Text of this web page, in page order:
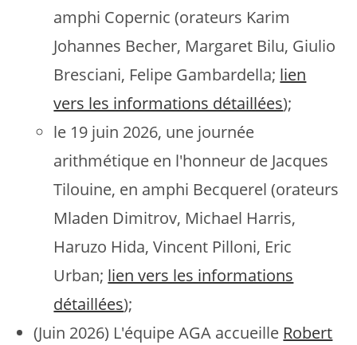
amphi Copernic (orateurs Karim
Johannes Becher, Margaret Bilu, Giulio
Bresciani, Felipe Gambardella; lien
vers les informations détaillées);
le 19 juin 2026, une journée
arithmétique en l'honneur de Jacques
Tilouine, en amphi Becquerel (orateurs
Mladen Dimitrov, Michael Harris,
Haruzo Hida, Vincent Pilloni, Eric
Urban; lien vers les informations
détaillées);
(Juin 2026) L'équipe AGA accueille Robert